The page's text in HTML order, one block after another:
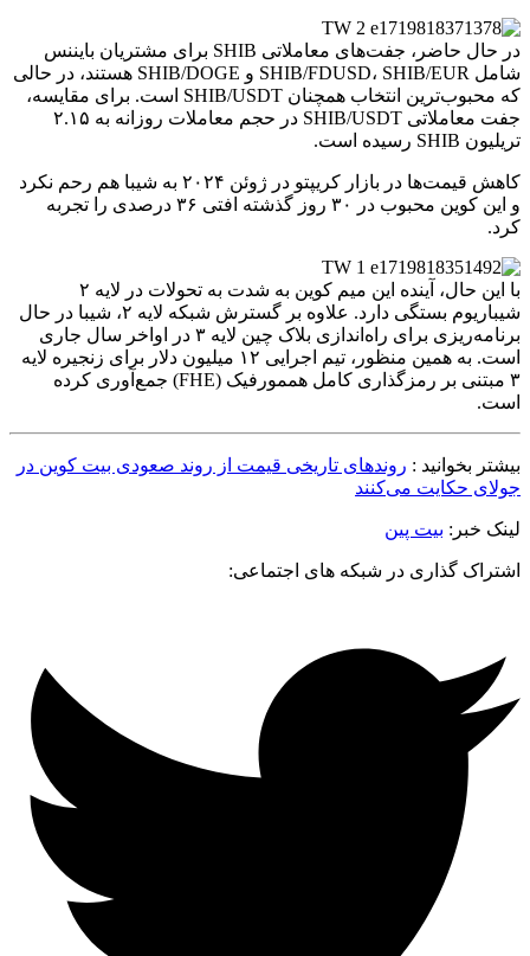
در حال حاضر، جفت‌های معاملاتی SHIB برای مشتریان بایننس
شامل SHIB/FDUSD، SHIB/EUR و SHIB/DOGE هستند، در حالی
که محبوب‌ترین انتخاب همچنان SHIB/USDT است. برای مقایسه،
جفت‌ معاملاتی SHIB/USDT در حجم معاملات روزانه به ۲.۱۵
تریلیون SHIB رسیده است.
کاهش قیمت‌ها در بازار کریپتو در ژوئن ۲۰۲۴ به شیبا هم رحم نکرد
و این کوین محبوب در ۳۰ روز گذشته افتی ۳۶ درصدی را تجربه
کرد.
با این حال، آینده این میم کوین به شدت به تحولات در لایه ۲
شیباریوم بستگی دارد. علاوه بر گسترش شبکه لایه ۲، شیبا در حال
برنامه‌ریزی برای راه‌اندازی بلاک چین لایه ۳ در اواخر سال جاری
است. به همین منظور، تیم اجرایی ۱۲ میلیون دلار برای زنجیره لایه
۳ مبتنی بر رمزگذاری کامل هممورفیک (FHE) جمع‌آوری کرده
است.
بیشتر بخوانید : روندهای تاریخی قیمت از روند صعودی بیت کوین در
جولای حکایت می‌کنند
لینک خبر: بیت پین
اشتراک گذاری در شبکه های اجتماعی: